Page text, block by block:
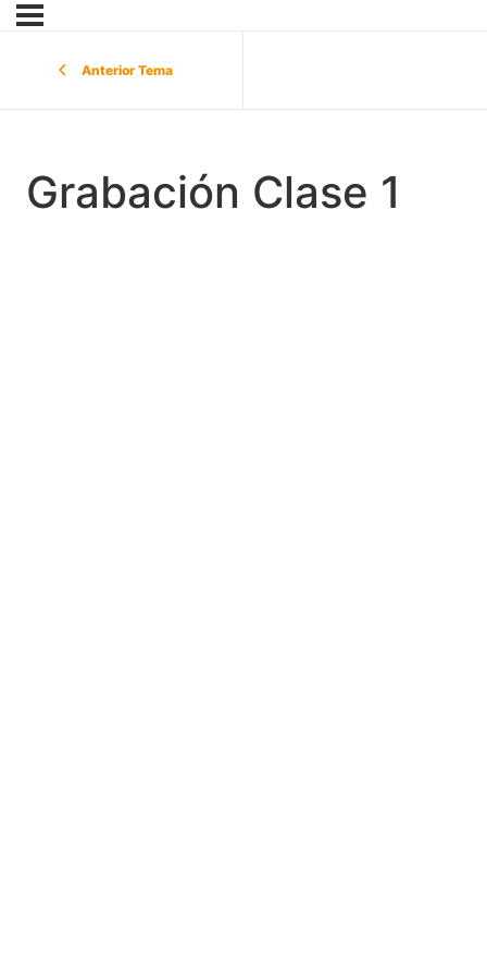
Anterior Tema
Grabación Clase 1